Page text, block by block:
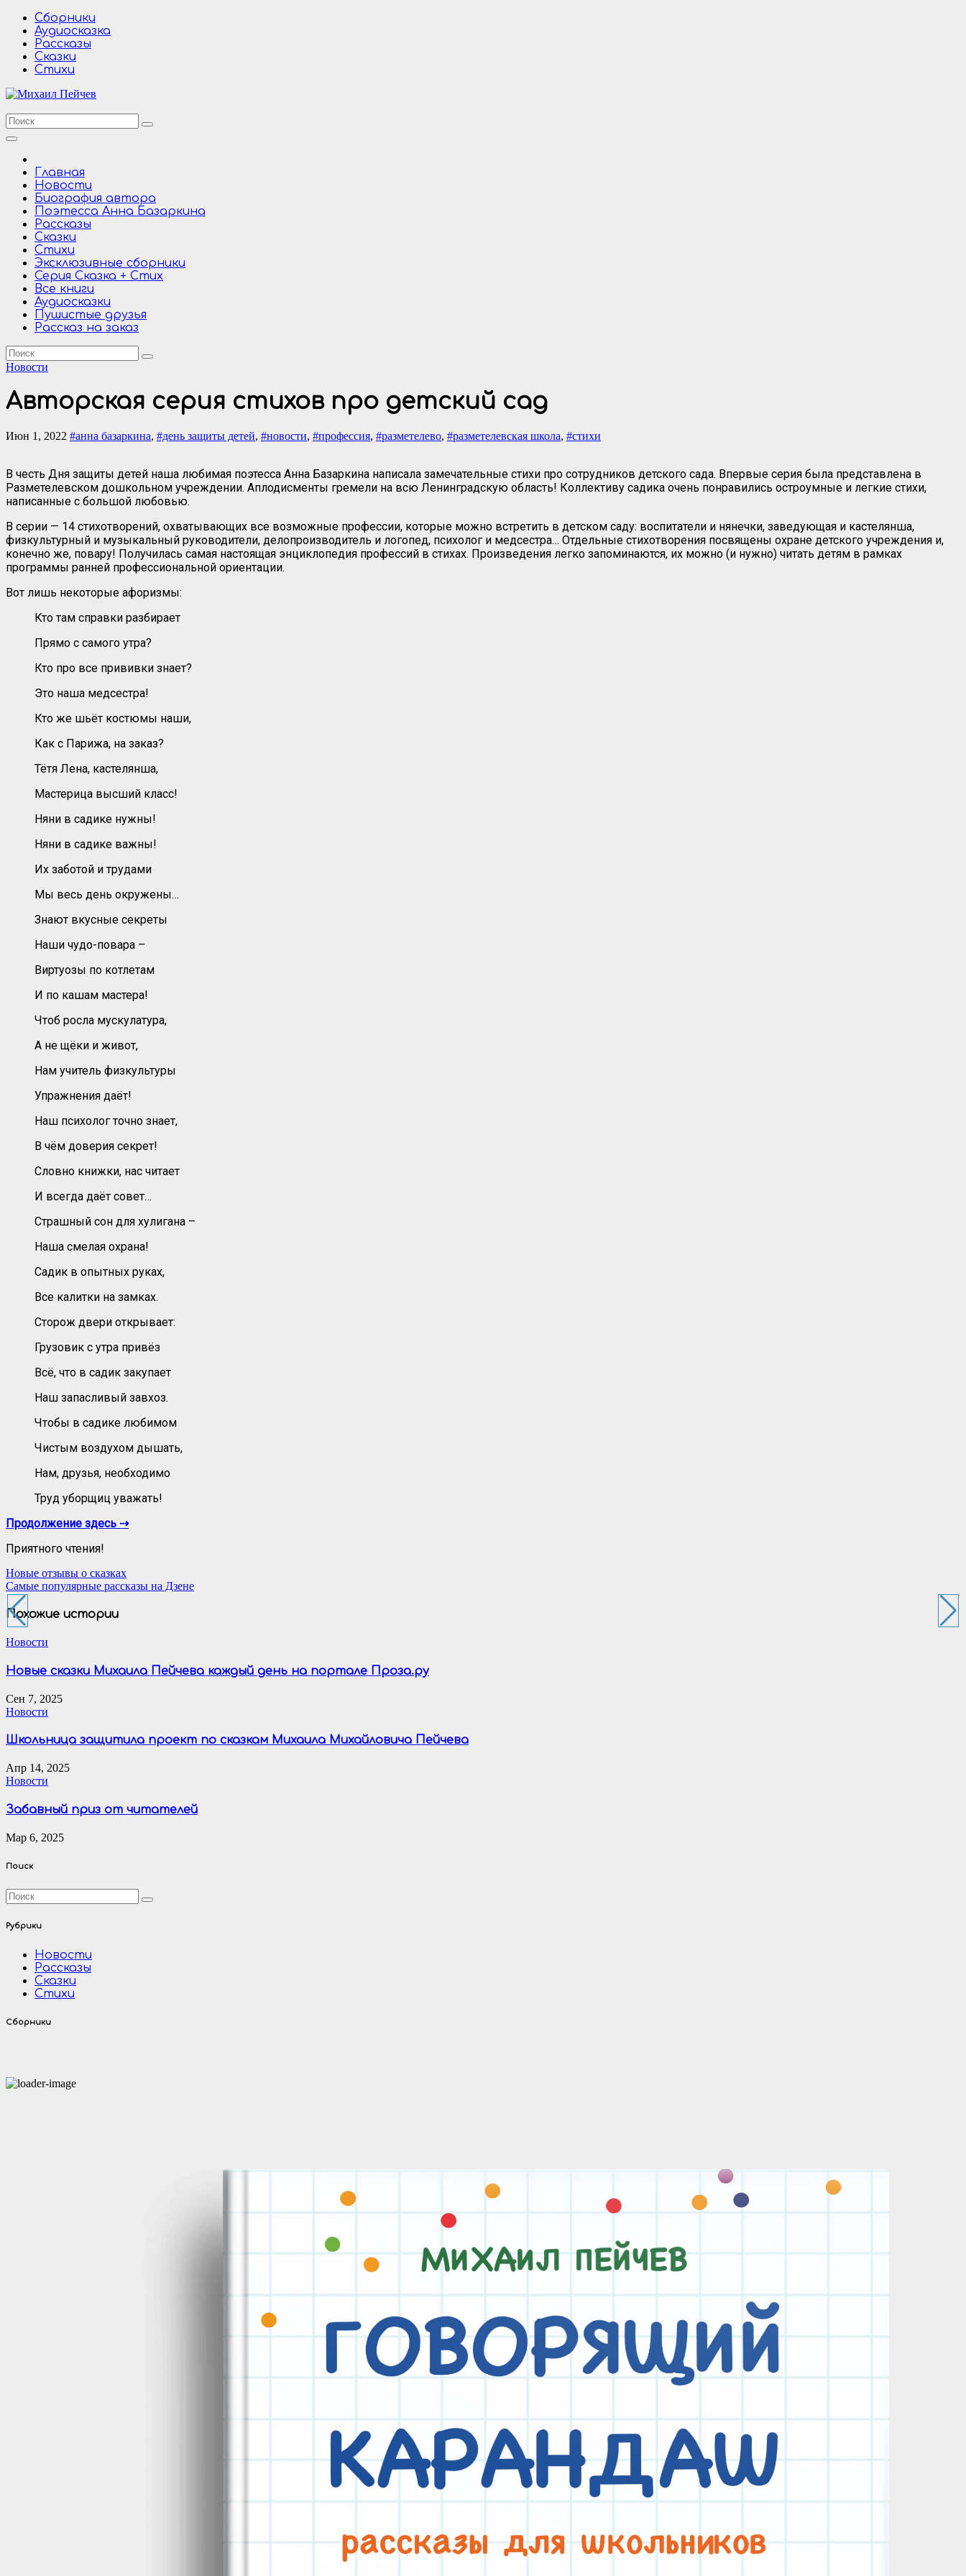
Перейти
содержимому
Сборники
Аудиосказка
Рассказы
Сказки
Стихи
Главная
Новости
Биография автора
Поэтесса Анна Базаркина
Рассказы
Сказки
Стихи
Эксклюзивные сборники
Серия Сказка + Стих
Все книги
Аудиосказки
Пушистые друзья
Рассказ на заказ
Новости
Авторская серия стихов про детский сад
Июн 1, 2022 #анна базаркина, #день защиты детей, #новости, #профессия, #разметелево, #разметелевская школа, #стихи
В честь Дня защиты детей наша любимая поэтесса Анна Базаркина написала замечательные стихи про сотрудников детского сада. Впервые серия была представлена в
Разметелевском дошкольном учреждении. Аплодисменты гремели на всю Ленинградскую область! Коллективу садика очень понравились остроумные и легкие стихи,
написанные с большой любовью.
В серии — 14 стихотворений, охватывающих все возможные профессии, которые можно встретить в детском саду: воспитатели и нянечки, заведующая и кастелянша,
физкультурный и музыкальный руководители, делопроизводитель и логопед, психолог и медсестра… Отдельные стихотворения посвящены охране детского учреждения и,
конечно же, повару! Получилась самая настоящая энциклопедия профессий в стихах. Произведения легко запоминаются, их можно (и нужно) читать детям в рамках
программы ранней профессиональной ориентации.
Вот лишь некоторые афоризмы:
Кто там справки разбирает
Прямо с самого утра?
Кто про все прививки знает?
Это наша медсестра!
Кто же шьёт костюмы наши,
Как с Парижа, на заказ?
Тётя Лена, кастелянша,
Мастерица высший класс!
Няни в садике нужны!
Няни в садике важны!
Их заботой и трудами
Мы весь день окружены…
Знают вкусные секреты
Наши чудо-повара –
Виртуозы по котлетам
И по кашам мастера!
Чтоб росла мускулатура,
А не щёки и живот,
Нам учитель физкультуры
Упражнения даёт!
Наш психолог точно знает,
В чём доверия секрет!
Словно книжки, нас читает
И всегда даёт совет…
Страшный сон для хулигана –
Наша смелая охрана!
Садик в опытных руках,
Все калитки на замках.
Сторож двери открывает:
Грузовик с утра привёз
Всё, что в садик закупает
Наш запасливый завхоз.
Чтобы в садике любимом
Чистым воздухом дышать,
Нам, друзья, необходимо
Труд уборщиц уважать!
Продолжение здесь ⇢
Приятного чтения!
Навигация
по
записям
Новые отзывы о сказках
Самые популярные рассказы на Дзене
Похожие истории
Новости
Новые сказки Михаила Пейчева каждый день на портале Проза.ру
Сен 7, 2025
Новости
Школьница защитила проект по сказкам Михаила Михайловича Пейчева
Апр 14, 2025
Новости
Забавный приз от читателей
Мар 6, 2025
Поиск
Рубрики
Новости
Рассказы
Сказки
Стихи
Сборники